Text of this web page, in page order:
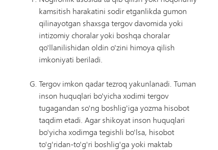
kamsitish harakatini sodir etganlikda gumon
qilinayotgan shaxsga tergov davomida yoki
intizomiy choralar yoki boshqa choralar
qo'llanilishidan oldin o'zini himoya qilish
imkoniyati beriladi.
Tergov imkon qadar tezroq yakunlanadi. Tuman
inson huquqlari bo'yicha xodimi tergov
tugagandan so'ng boshlig'iga yozma hisobot
taqdim etadi. Agar shikoyat inson huquqlari
bo'yicha xodimga tegishli bo'lsa, hisobot
to'g'ridan-to'g'ri boshlig'ga yoki maktab